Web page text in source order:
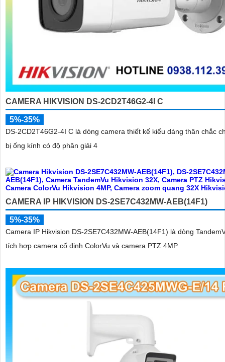
CAMERA HIKVISION DS-2CD2T46G2-4I C
5%-35%
DS-2CD2T46G2-4I C là dòng camera thiết kế kiểu dáng thân chắc
bị ống kính có độ phân giải 4
CAMERA IP HIKVISION DS-2SE7C432MW-AEB(14F1)
5%-35%
Camera IP Hikvision DS-2SE7C432MW-AEB(14F1) là dòng
tích hợp camera cố định ColorVu và camera PTZ 4MP